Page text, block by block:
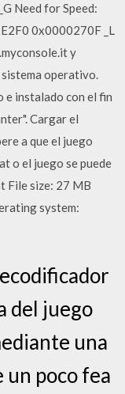
Need for Speed:
0x0000270F _L
y
operativo.
e instalado con el fin
Cargar el
a que el juego
o el juego se puede
File size: 27 MB
system:
del juego
una
poco fea